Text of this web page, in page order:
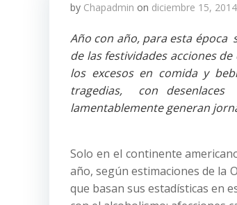
by Chapadmin on diciembre 15, 2014
Año con año, para esta época
de las festividades acciones
los excesos en comida y
tragedias, con
lamentablemente generan
Solo en el continente
año, según estimaciones de la
que basan sus estadísticas en